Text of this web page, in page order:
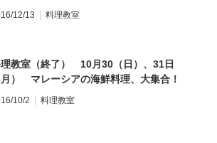
Malaysian cooking class, Udang Nanas,
and Ketayap」
12/13 料理教室
教室（終了） 10月30（日）、31日
月） マレーシアの海鮮料理、大集合！
Malaysian cooking class, Ikan Bakar,
Seafood and Agar Agar」
10/2 料理教室